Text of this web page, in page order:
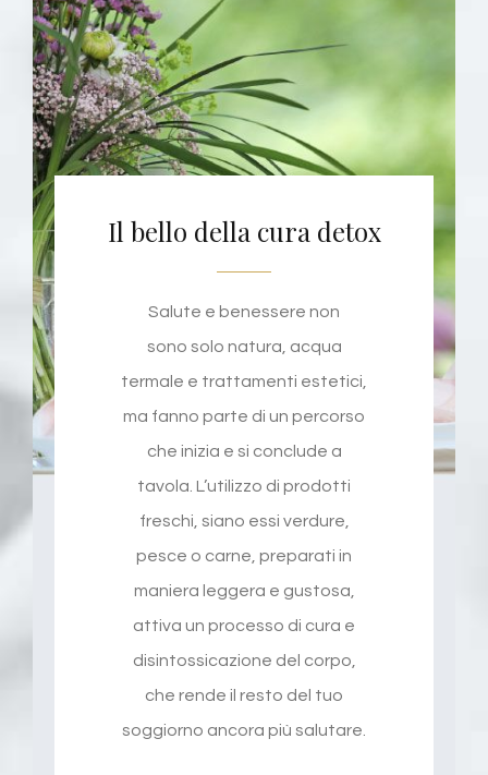
Il bello della cura detox
Salute e benessere non
sono solo natura, acqua
termale e trattamenti estetici,
ma fanno parte di un percorso
che inizia e si conclude a
tavola. L’utilizzo di prodotti
freschi, siano essi verdure,
pesce o carne, preparati in
maniera leggera e gustosa,
attiva un processo di cura e
disintossicazione del corpo,
che rende il resto del tuo
soggiorno ancora più salutare.